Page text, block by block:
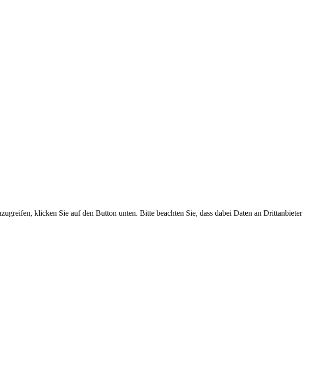
klicken Sie auf den Button unten. Bitte beachten Sie, dass dabei Daten an Drittanbieter